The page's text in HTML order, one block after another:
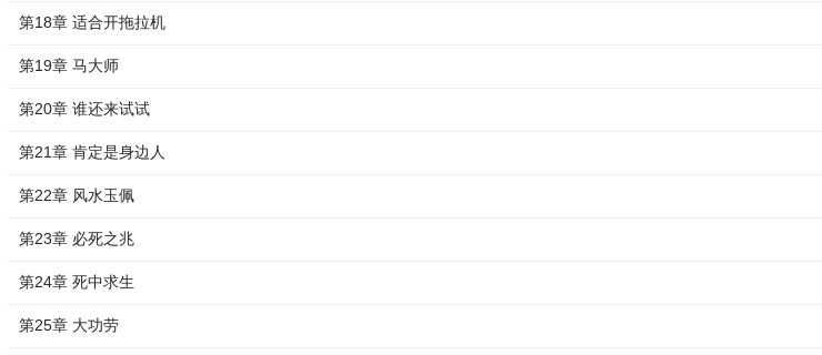
第18章 适合开拖拉机
第19章 马大师
第20章 谁还来试试
第21章 肯定是身边人
第22章 风水玉佩
第23章 必死之兆
第24章 死中求生
第25章 大功劳